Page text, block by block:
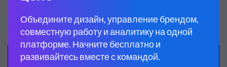
статистику в отчетах, посмотрев это видео.